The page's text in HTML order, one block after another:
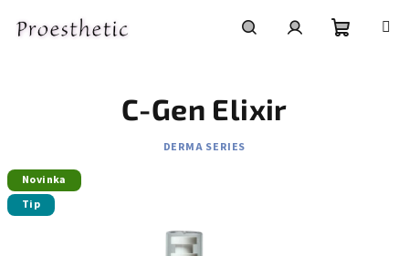
C-Gen Elixir
DERMA SERIES
Novinka
Tip